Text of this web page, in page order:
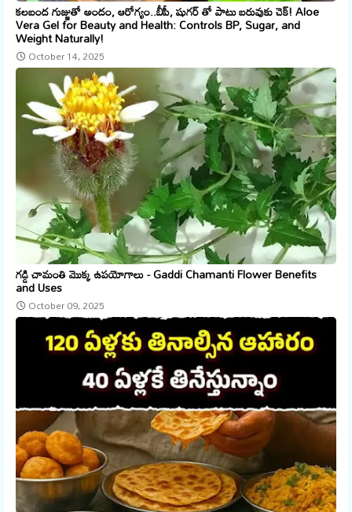
కలబంద గుజ్జుతో అందం, ఆరోగ్యం..బీపీ, షుగర్ తో పాటు బరువుకు చెక్! Aloe
Vera Gel for Beauty and Health: Controls BP, Sugar, and
Weight Naturally!
October 14, 2025
గడ్డి చామంతి మొక్క ఉపయోగాలు - Gaddi Chamanti Flower Benefits
and Uses
October 09, 2025